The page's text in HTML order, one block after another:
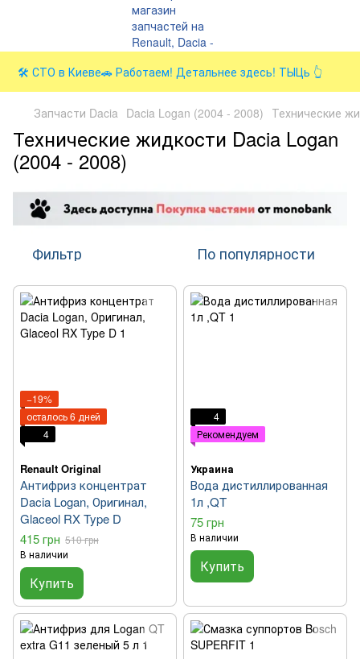
🛠️ СТО в Киеве🚗 Работаем! Детальнее здесь! ТЫЦь 👆
Запчасти Dacia Dacia Logan (2004 - 2008) Технические
Технические жидкости Dacia Logan
(2004 - 2008)
Фильтр По популярности
−19%
осталось 6 дней
4
Renault Original
Антифриз концентрат
Dacia Logan, Оригинал,
Glaceol RX Type D
415 грн 510 грн
В наличии
Купить
4
Рекомендуем
Украина
Вода дистиллированная
1л ,QT
75 грн
В наличии
Купить